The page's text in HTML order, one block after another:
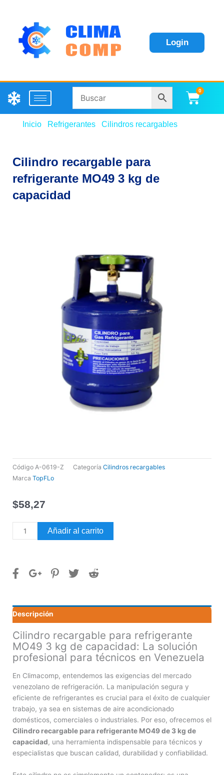
Login
0
Inicio Refrigerantes Cilindros recargables
Cilindro recargable para
refrigerante MO49 3 kg de
capacidad
Código A-0619-Z Categoría Cilindros recargables
Marca TopFLo
$58,27
Cilindro
recargable
MO49
de
capacidad
Añadir al carrito
Descripción
Cilindro recargable para refrigerante
MO49 3 kg de capacidad: La solución
profesional para técnicos en Venezuela
En Climacomp, entendemos las exigencias del mercado
venezolano de refrigeración. La manipulación segura y
eficiente de refrigerantes es crucial para el éxito de cualquier
trabajo, ya sea en sistemas de aire acondicionado
domésticos, comerciales o industriales. Por eso, ofrecemos el
Cilindro recargable para refrigerante MO49 de 3 kg de
capacidad, una herramienta indispensable para técnicos y
especialistas que buscan calidad, durabilidad y confiabilidad.